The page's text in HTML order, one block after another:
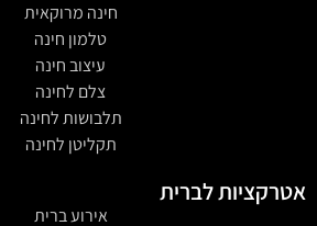
חינה מרוקאית
טלמון חינה
עיצוב חינה
צלם לחינה
תלבושות לחינה
תקליטן לחינה
אטרקציות לברית
אירוע ברית